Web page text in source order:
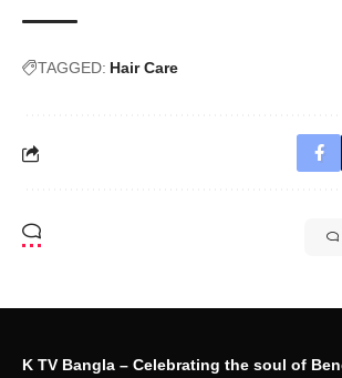
TAGGED: Hair Care
K TV Bangla – Celebrating the soul of